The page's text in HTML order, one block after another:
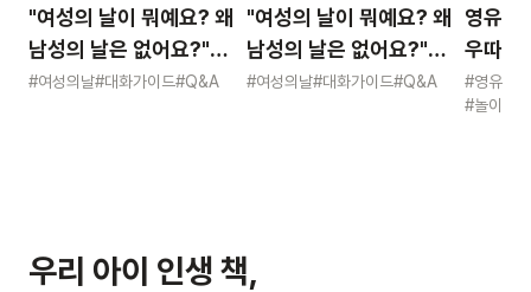
"여성의 날이 뭐예요? 왜
남성의 날은 없어요?"
묻는 어린이에게 이렇게
#여성의날#대화가이드#Q&A
"여성의 날이 뭐예요? 왜
남성의 날은 없어요?"
묻는 어린이에게 이렇게
#여성의날#대화가이드#Q&A
영유
우따따
영유아
#영유아
#놀이
우리 아이 인생 책,